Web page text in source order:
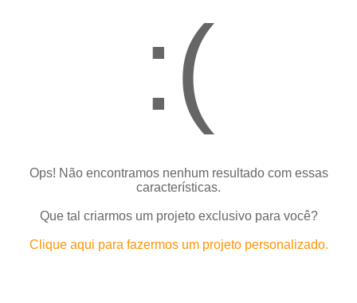
:(
Ops! Não encontramos nenhum resultado com essas
características.
Que tal criarmos um projeto exclusivo para você?
Clique aqui para fazermos um projeto personalizado.